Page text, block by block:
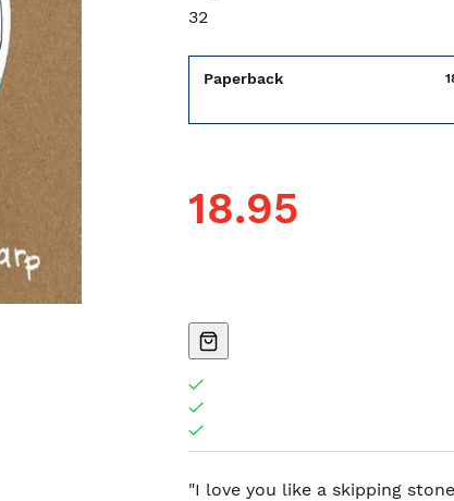
32
Paperback
18.95
"I love you like a skipping